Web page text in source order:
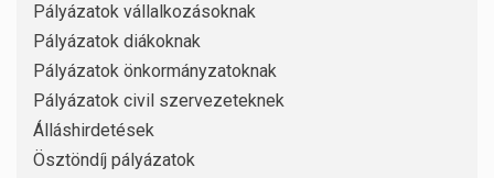
Pályázatok vállalkozásoknak
Pályázatok diákoknak
Pályázatok önkormányzatoknak
Pályázatok civil szervezeteknek
Álláshirdetések
Ösztöndíj pályázatok